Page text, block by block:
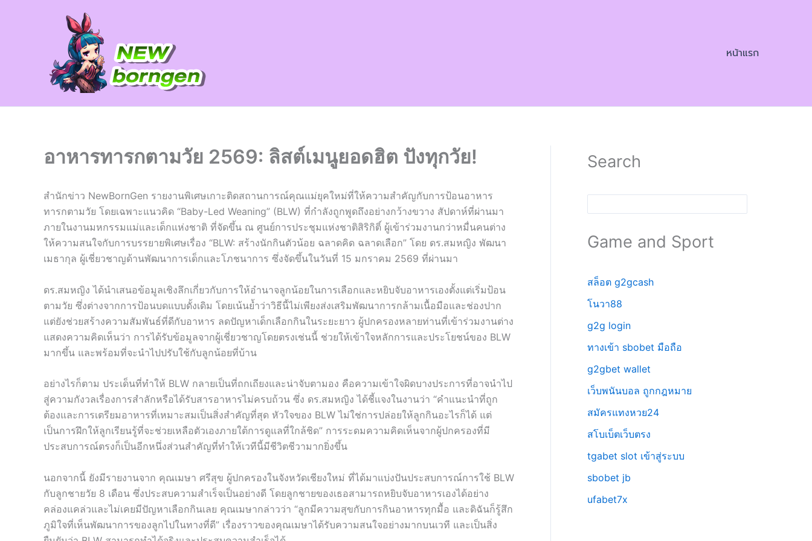
หน้าแรก
อาหารทารกตามวัย 2569: ลิสต์เมนูยอดฮิต ปังทุกวัย!
สำนักข่าว NewBornGen รายงานพิเศษเกาะติดสถานการณ์คุณแม่ยุคใหม่ที่ให้ความสำคัญกับการป้อนอาหาร
ทารกตามวัย โดยเฉพาะแนวคิด “Baby-Led Weaning” (BLW) ที่กำลังถูกพูดถึงอย่างกว้างขวาง สัปดาห์ที่ผ่านมา
ภายในงานมหกรรมแม่และเด็กแห่งชาติ ที่จัดขึ้น ณ ศูนย์การประชุมแห่งชาติสิริกิติ์ ผู้เข้าร่วมงานกว่าหมื่นคนต่าง
ให้ความสนใจกับการบรรยายพิเศษเรื่อง “BLW: สร้างนักกินตัวน้อย ฉลาดคิด ฉลาดเลือก” โดย ดร.สมหญิง พัฒนา
เมธากุล ผู้เชี่ยวชาญด้านพัฒนาการเด็กและโภชนาการ ซึ่งจัดขึ้นในวันที่ 15 มกราคม 2569 ที่ผ่านมา
ดร.สมหญิง ได้นำเสนอข้อมูลเชิงลึกเกี่ยวกับการให้อำนาจลูกน้อยในการเลือกและหยิบจับอาหารเองตั้งแต่เริ่มป้อน
ตามวัย ซึ่งต่างจากการป้อนบดแบบดั้งเดิม โดยเน้นย้ำว่าวิธีนี้ไม่เพียงส่งเสริมพัฒนาการกล้ามเนื้อมือและช่องปาก
แต่ยังช่วยสร้างความสัมพันธ์ที่ดีกับอาหาร ลดปัญหาเด็กเลือกกินในระยะยาว ผู้ปกครองหลายท่านที่เข้าร่วมงานต่าง
แสดงความคิดเห็นว่า การได้รับข้อมูลจากผู้เชี่ยวชาญโดยตรงเช่นนี้ ช่วยให้เข้าใจหลักการและประโยชน์ของ BLW
มากขึ้น และพร้อมที่จะนำไปปรับใช้กับลูกน้อยที่บ้าน
อย่างไรก็ตาม ประเด็นที่ทำให้ BLW กลายเป็นที่ถกเถียงและน่าจับตามอง คือความเข้าใจผิดบางประการที่อาจนำไป
สู่ความกังวลเรื่องการสำลักหรือได้รับสารอาหารไม่ครบถ้วน ซึ่ง ดร.สมหญิง ได้ชี้แจงในงานว่า “คำแนะนำที่ถูก
ต้องและการเตรียมอาหารที่เหมาะสมเป็นสิ่งสำคัญที่สุด หัวใจของ BLW ไม่ใช่การปล่อยให้ลูกกินอะไรก็ได้ แต่
เป็นการฝึกให้ลูกเรียนรู้ที่จะช่วยเหลือตัวเองภายใต้การดูแลที่ใกล้ชิด” การระดมความคิดเห็นจากผู้ปกครองที่มี
ประสบการณ์ตรงก็เป็นอีกหนึ่งส่วนสำคัญที่ทำให้เวทีนี้มีชีวิตชีวามากยิ่งขึ้น
นอกจากนี้ ยังมีรายงานจาก คุณเมษา ศรีสุข ผู้ปกครองในจังหวัดเชียงใหม่ ที่ได้มาแบ่งปันประสบการณ์การใช้ BLW
กับลูกชายวัย 8 เดือน ซึ่งประสบความสำเร็จเป็นอย่างดี โดยลูกชายของเธอสามารถหยิบจับอาหารเองได้อย่าง
คล่องแคล่วและไม่เคยมีปัญหาเลือกกินเลย คุณเมษากล่าวว่า “ลูกมีความสุขกับการกินอาหารทุกมื้อ และดิฉันก็รู้สึก
ภูมิใจที่เห็นพัฒนาการของลูกไปในทางที่ดี” เรื่องราวของคุณเมษาได้รับความสนใจอย่างมากบนเวที และเป็นสิ่ง
Search
Game and Sport
สล็อต g2gcash
โนวา88
g2g login
ทางเข้า sbobet มือถือ
g2gbet wallet
เว็บพนันบอล ถูกกฎหมาย
สมัครแทงหวย24
สโบเบ็ตเว็บตรง
tgabet slot เข้าสู่ระบบ
sbobet jb
ufabet7x